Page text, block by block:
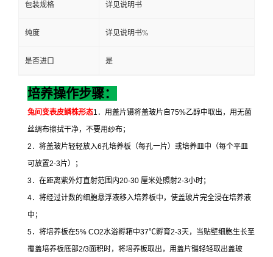
包装规格 详见说明书
纯度 详见说明书%
是否进口 是
培养操作步骤：
兔间变表皮鳞株形态1 ．用盖片镊将盖玻片自75%乙醇中取出，用无菌
丝绸布擦拭干净，不要用纱布；
2 ．将盖玻片轻轻放入6孔培养板（每孔一片）或培养皿中（每个平皿
可放置2-3片）；
3．在距离紫外灯直射范围内20-30 厘米处照射2-3小时；
4．将经过计数的细胞悬浮液移入培养板中，使盖玻片完全浸在培养液
中；
5．将培养板在5% CO2水浴孵箱中37℃孵育2-3天，当贴壁细胞生长至
覆盖培养板底部2/3面积时，将培养板取出，用盖片镊轻轻取出盖玻